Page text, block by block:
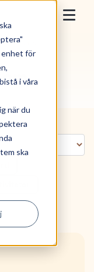
enhet för
i våra
när du
ska
| Epassi